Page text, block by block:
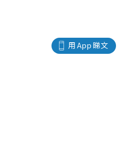
用 App 睇文